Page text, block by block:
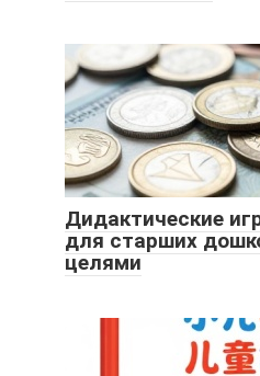
Дидактические
для старших
целями